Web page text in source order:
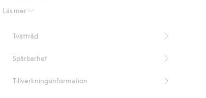
Läs mer
Tvättråd
Spårbarhet
Tillverkningsinformation